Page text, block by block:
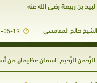
لبيد بن ربيعة رضي الله عنه
الشيخ صالح المغامسي 2017-05-19
الرَّحمن الرَّحيم" اسمان عظيمان من